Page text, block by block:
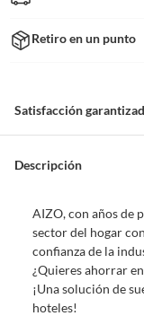
Retiro en un punto
Satisfacción
de la compra.
comprado por internet y
derecho:
Productos que,
puedan deteriorarse
Confeccionados a la
Descripción
AIZO, con años de
sector del hogar
confianza de la
¿Quieres ahorrar
¡Una solución de
hoteles!